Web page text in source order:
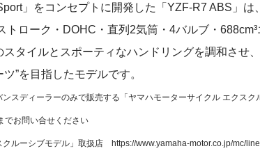
」をコンセプトに開発した「YZF-R7 ABS」は
トローク・DOHC・直列2気筒・4バルブ・
タイルとスポーティなハンドリングを調和させ
”を目指したモデルです。
スディーラーのみで販売する「ヤマハモーターサイクル エクスク
でお問い合せください
クルーシブモデル」取扱店 https://www.yamaha-motor.co.jp/mc/